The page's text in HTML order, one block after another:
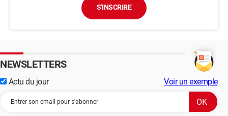
S'INSCRIRE
NEWSLETTERS
Actu du jour Voir un exemple